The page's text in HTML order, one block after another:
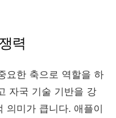
력
요한 축으로 역할을 하
자국 기술 기반을 강
의미가 큽니다. 애플이